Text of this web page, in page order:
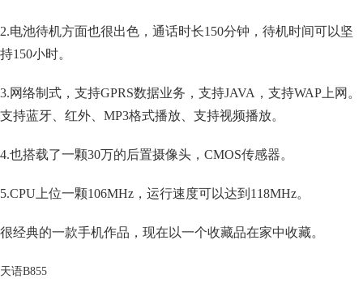
2.电池待机方面也很出色，通话时长150分钟，待机时间可以坚
持150小时。
3.网络制式，支持GPRS数据业务，支持JAVA，支持WAP上网。
支持蓝牙、红外、MP3格式播放、支持视频播放。
4.也搭载了一颗30万的后置摄像头，CMOS传感器。
5.CPU上位一颗106MHz，运行速度可以达到118MHz。
很经典的一款手机作品，现在以一个收藏品在家中收藏。
天语B855